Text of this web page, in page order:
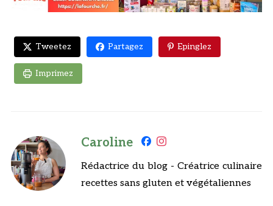
Tweetez Partagez Epinglez
Imprimez
Caroline
Rédactrice du blog - Créatrice culinaire
recettes sans gluten et végétaliennes